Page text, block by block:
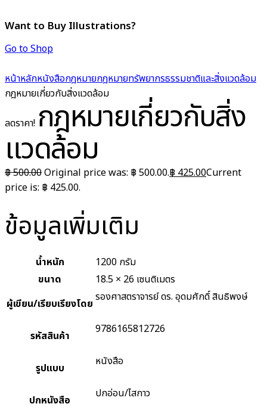
Want to Buy Illustrations?
Go to Shop
หน้าหลักหนังสือกฎหมายกฎหมายทรัพยากรธรรมชาติและสิ่งแวดล้อม
กฎหมายเกี่ยวกับสิ่งแวดล้อม
ลดราคา! กฎหมายเกี่ยวกับสิ่ง
แวดล้อม
฿500.00Original price was: ฿ 500.00.฿ 425.00Current
price is: ฿ 425.00.
ข้อมูลเพิ่มเติม
น้ำหนัก
1200 กรัม
ขนาด
18.5 × 26 เซนติเมตร
ผู้เขียน/เรียบเรียงโดย รองศาสตราจารย์ ดร. อุดมศักดิ์ สินธิพงษ์
รหัสสินค้า 9786165812726
รูปแบบ หนังสือ
ปกหนังสือ ปกอ่อน/ไสกาว